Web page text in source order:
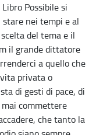
Possibile si
nei tempi e al
del tema e il
il grande dittatore
a quello che
privata o
di gesti di pace, di
commettere
che tanto la